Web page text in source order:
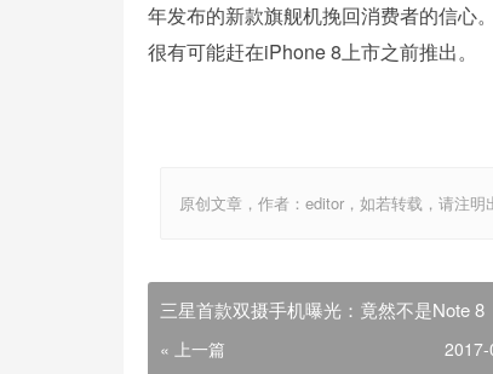
年发布的新款旗舰机挽回消费者的信心
很有可能赶在iPhone 8上市之前推出。
原创文章，作者：editor，如若转载，请注
三星首款双摄手机曝光：竟然不是Note 8
« 上一篇